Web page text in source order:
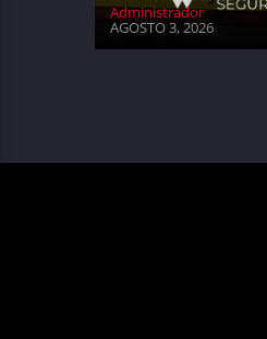
Administrador
AGOSTO 3, 2026